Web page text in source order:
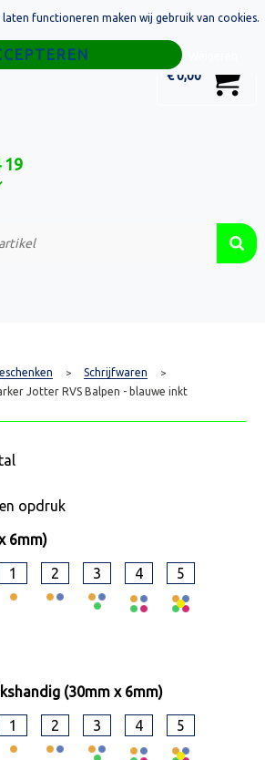
€ 0,00
19
> Schrijfwaren >
Jotter RVS Balpen - blauwe inkt
opdruk
6mm)
1 2 3 4 5
(30mm x 6mm)
1 2 3 4 5
functioneren maken wij gebruik van cookies.